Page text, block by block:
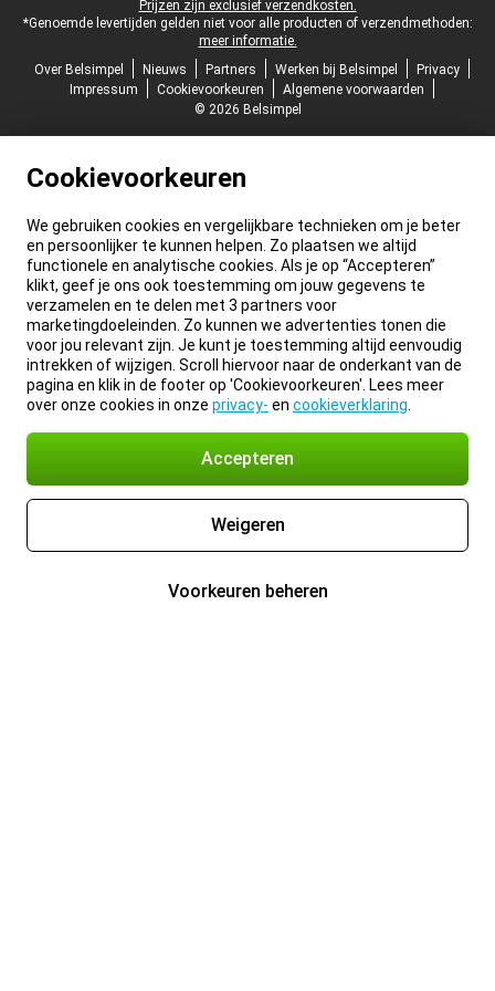
Prijzen zijn exclusief verzendkosten.
*Genoemde levertijden gelden niet voor alle producten of verzendmethoden:
meer informatie.
Over Belsimpel
Nieuws Partners Werken bij Belsimpel
Privacy
Impressum
Cookievoorkeuren
Algemene voorwaarden
© 2026 Belsimpel
Cookievoorkeuren
We gebruiken cookies en vergelijkbare technieken om je beter
en persoonlijker te kunnen helpen. Zo plaatsen we altijd
functionele en analytische cookies. Als je op “Accepteren”
klikt, geef je ons ook toestemming om jouw gegevens te
verzamelen en te delen met 3 partners voor
marketingdoeleinden. Zo kunnen we advertenties tonen die
voor jou relevant zijn. Je kunt je toestemming altijd eenvoudig
intrekken of wijzigen. Scroll hiervoor naar de onderkant van de
pagina en klik in de footer op 'Cookievoorkeuren'. Lees meer
over onze cookies in onze privacy- en cookieverklaring
Accepteren
Weigeren
Voorkeuren beheren